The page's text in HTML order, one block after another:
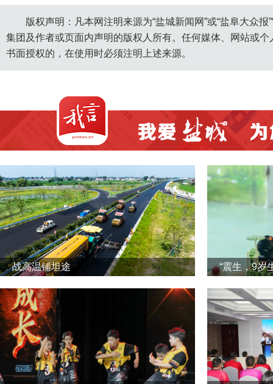
版权声明：凡本网注明来源为“盐城新闻网”或“盐阜大众
集团及作者或页面内声明的版权人所有。任何媒体、网站或
书面授权的，在使用时必须注明上述来源。
战高温铺坦途 “震生，9岁